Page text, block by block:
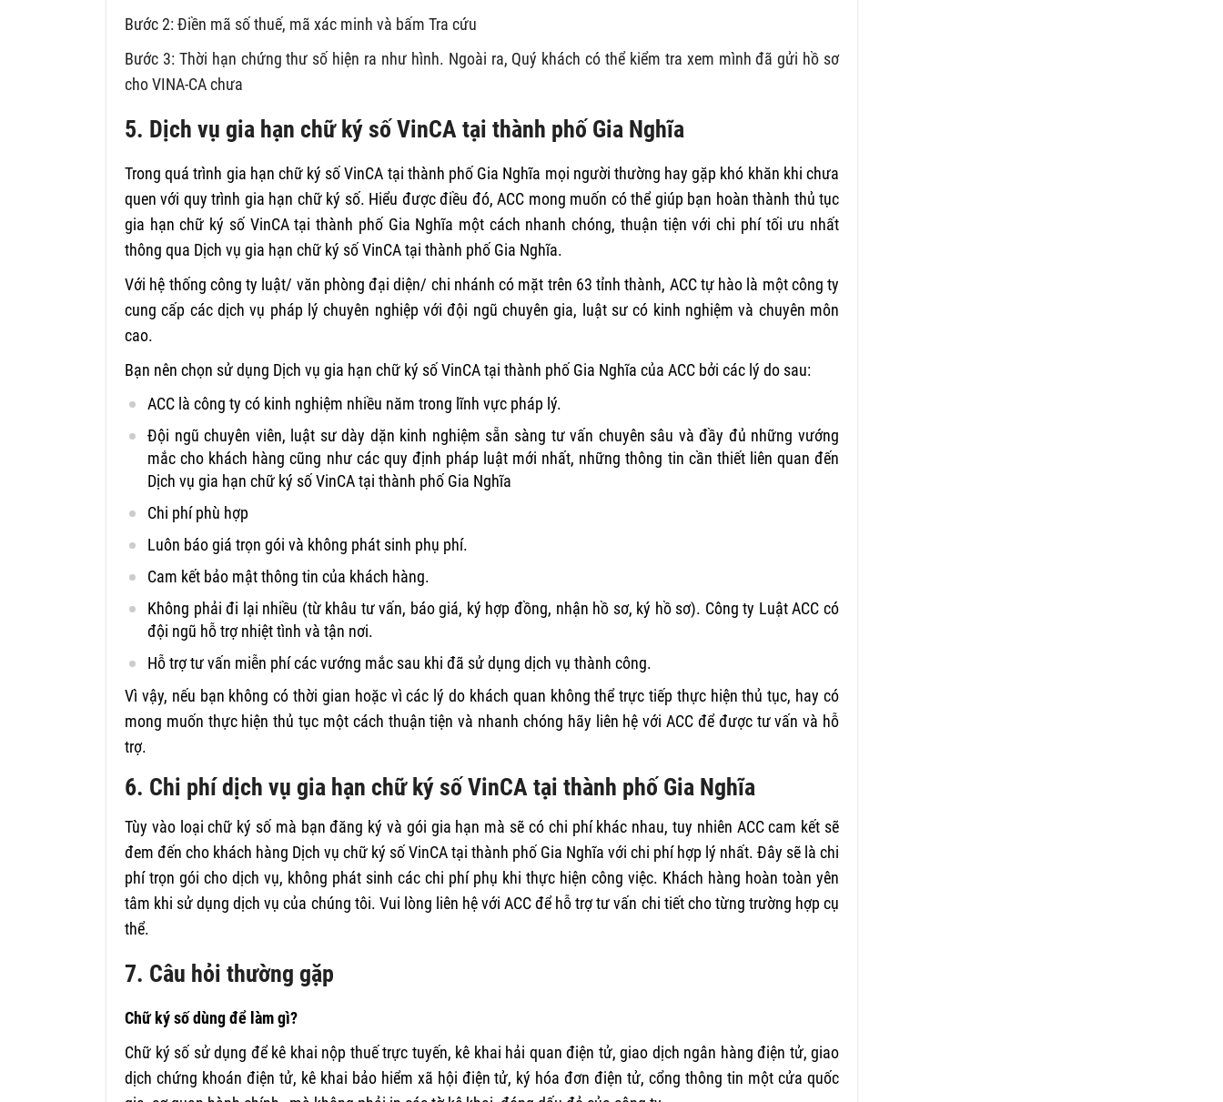
Bước 2: Điền mã số thuế, mã xác minh và bấm Tra cứu
Bước 3: Thời hạn chứng thư số hiện ra như hình. Ngoài ra, Quý khách có thể kiểm tra xem mình đã gửi hồ sơ
cho VINA-CA chưa
5. Dịch vụ gia hạn chữ ký số VinCA tại thành phố Gia Nghĩa
Trong quá trình gia hạn chữ ký số VinCA tại thành phố Gia Nghĩa mọi người thường hay gặp khó khăn khi chưa
quen với quy trình gia hạn chữ ký số. Hiểu được điều đó, ACC mong muốn có thể giúp bạn hoàn thành thủ tục
gia hạn chữ ký số VinCA tại thành phố Gia Nghĩa một cách nhanh chóng, thuận tiện với chi phí tối ưu nhất
thông qua Dịch vụ gia hạn chữ ký số VinCA tại thành phố Gia Nghĩa.
Với hệ thống công ty luật/ văn phòng đại diện/ chi nhánh có mặt trên 63 tỉnh thành, ACC tự hào là một công ty
cung cấp các dịch vụ pháp lý chuyên nghiệp với đội ngũ chuyên gia, luật sư có kinh nghiệm và chuyên môn
cao.
Bạn nên chọn sử dụng Dịch vụ gia hạn chữ ký số VinCA tại thành phố Gia Nghĩa của ACC bởi các lý do sau:
ACC là công ty có kinh nghiệm nhiều năm trong lĩnh vực pháp lý.
Đội ngũ chuyên viên, luật sư dày dặn kinh nghiệm sẵn sàng tư vấn chuyên sâu và đầy đủ những vướng
mắc cho khách hàng cũng như các quy định pháp luật mới nhất, những thông tin cần thiết liên quan đến
Dịch vụ gia hạn chữ ký số VinCA tại thành phố Gia Nghĩa
Chi phí phù hợp
Luôn báo giá trọn gói và không phát sinh phụ phí.
Cam kết bảo mật thông tin của khách hàng.
Không phải đi lại nhiều (từ khâu tư vấn, báo giá, ký hợp đồng, nhận hồ sơ, ký hồ sơ). Công ty Luật ACC có
đội ngũ hỗ trợ nhiệt tình và tận nơi.
Hỗ trợ tư vấn miễn phí các vướng mắc sau khi đã sử dụng dịch vụ thành công.
Vì vậy, nếu bạn không có thời gian hoặc vì các lý do khách quan không thể trực tiếp thực hiện thủ tục, hay có
mong muốn thực hiện thủ tục một cách thuận tiện và nhanh chóng hãy liên hệ với ACC để được tư vấn và hỗ
trợ.
6. Chi phí dịch vụ gia hạn chữ ký số VinCA tại thành phố Gia Nghĩa
Tùy vào loại chữ ký số mà bạn đăng ký và gói gia hạn mà sẽ có chi phí khác nhau, tuy nhiên ACC cam kết sẽ
đem đến cho khách hàng Dịch vụ chữ ký số VinCA tại thành phố Gia Nghĩa với chi phí hợp lý nhất. Đây sẽ là chi
phí trọn gói cho dịch vụ, không phát sinh các chi phí phụ khi thực hiện công việc. Khách hàng hoàn toàn yên
tâm khi sử dụng dịch vụ của chúng tôi. Vui lòng liên hệ với ACC để hỗ trợ tư vấn chi tiết cho từng trường hợp cụ
thể.
7. Câu hỏi thường gặp
Chữ ký số dùng để làm gì?
Chữ ký số sử dụng để kê khai nộp thuế trực tuyến, kê khai hải quan điện tử, giao dịch ngân hàng điện tử, giao
dịch chứng khoán điện tử, kê khai bảo hiểm xã hội điện tử, ký hóa đơn điện tử, cổng thông tin một cửa quốc